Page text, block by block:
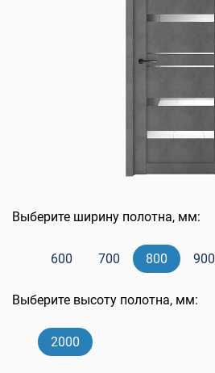
Выберите ширину полотна, мм:
600 700 800 900
Выберите высоту полотна, мм:
2000